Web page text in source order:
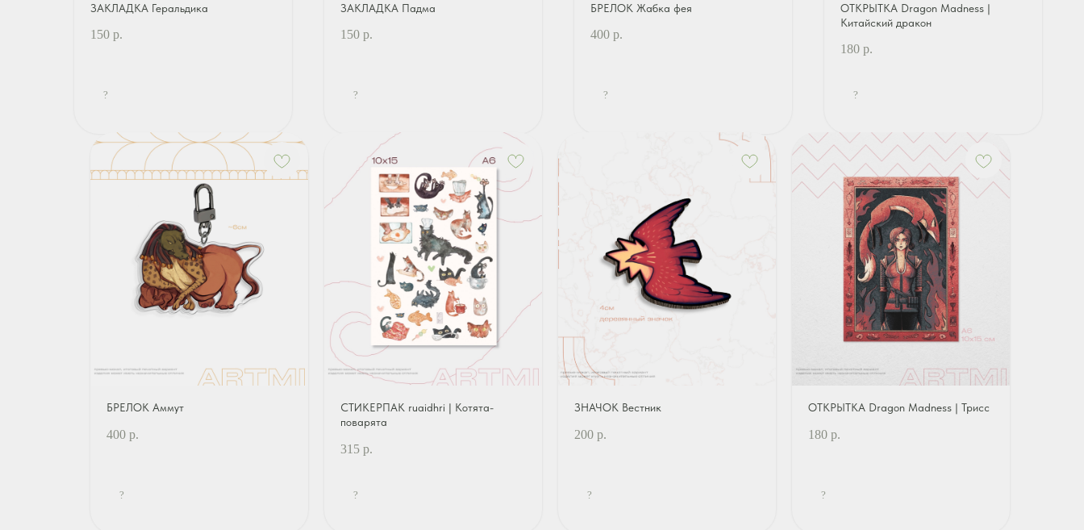
ЗАКЛАДКА Геральдика
150 р.
?
ЗАКЛАДКА Падма
150 р.
?
БРЕЛОК Жабка фея
400 р.
?
ОТКРЫТКА Dragon Madness |
Китайский дракон
180 р.
?
БРЕЛОК Аммут
400 р.
?
СТИКЕРПАК ruaidhri | Котята-
поварята
315 р.
?
ЗНАЧОК Вестник
200 р.
?
ОТКРЫТКА Dragon Madness | Трисс
180 р.
?